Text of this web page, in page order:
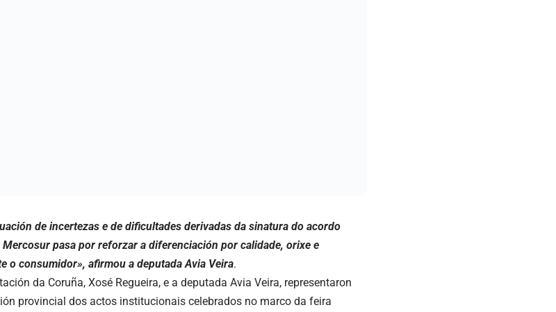
de incertezas e de dificultades derivadas da sinatura do acordo
Mercosur pasa por reforzar a diferenciación por calidade, orixe e
o consumidor», afirmou a deputada Avia Veira.
da Coruña, Xosé Regueira, e a deputada Avia Veira, representaron
provincial dos actos institucionais celebrados no marco da feira